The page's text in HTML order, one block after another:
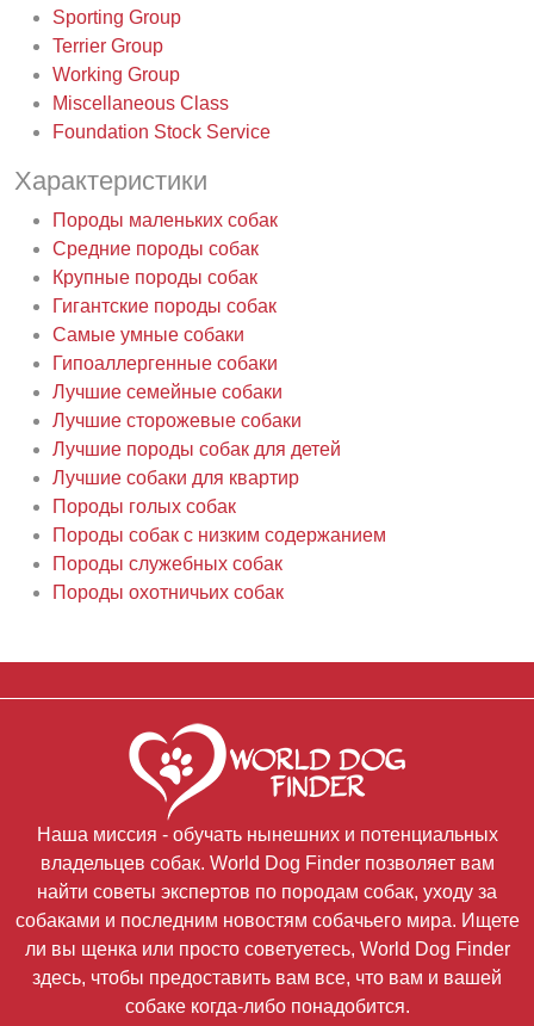
Sporting Group
Terrier Group
Working Group
Miscellaneous Class
Foundation Stock Service
Характеристики
Породы маленьких собак
Средние породы собак
Крупные породы собак
Гигантские породы собак
Самые умные собаки
Гипоаллергенные собаки
Лучшие семейные собаки
Лучшие сторожевые собаки
Лучшие породы собак для детей
Лучшие собаки для квартир
Породы голых собак
Породы собак с низким содержанием
Породы служебных собак
Породы охотничьих собак
Наша миссия - обучать нынешних и потенциальных
владельцев собак. World Dog Finder позволяет вам
найти советы экспертов по породам собак, уходу за
собаками и последним новостям собачьего мира. Ищете
ли вы щенка или просто советуетесь, World Dog Finder
здесь, чтобы предоставить вам все, что вам и вашей
собаке когда-либо понадобится.